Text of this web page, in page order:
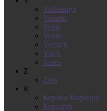
Vallelunga
Venatto
Venis
Venus
Versace
VitrA
Vives
Z
Zien
К
Керама Марацци
Керлайф